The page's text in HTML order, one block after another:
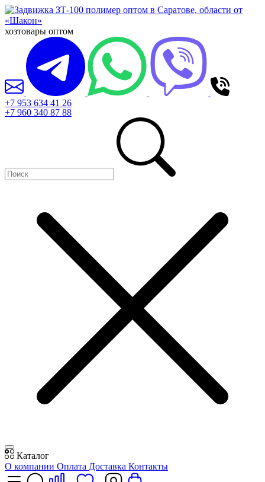
хозтовары оптом
+7 953 634 41 26
+7 960 340 87 88
Каталог
О компании Оплата Доставка Контакты